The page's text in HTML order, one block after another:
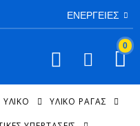
ΕΝΈΡΓΕΙΕΣ
0
ΥΛΙΚΌ ΡΆΓΑΣ